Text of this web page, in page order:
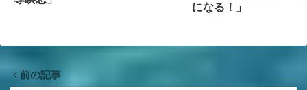
になる！」
前の記事